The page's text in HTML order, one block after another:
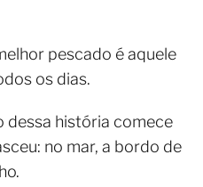
pescado é aquele
os dias.
dessa história comece
no mar, a bordo de